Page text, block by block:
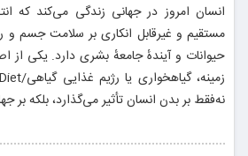
انسان امروز در جهانی زندگی می‌کند که
مستقیم و غیرقابل انکاری بر سلامت جسم
حیوانات و آیندهٔ جامعهٔ بشری دارد. یکی از
نه‌فقط بر بدن انسان تأثیر می‌گذارد، بلکه بر